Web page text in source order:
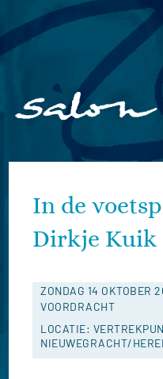
inhoud
In de
Dirkje Kuik
ZONDAG 14 OKTOBER
VOORDRACHT
LOCATIE:
NIEUWEGRACHT/